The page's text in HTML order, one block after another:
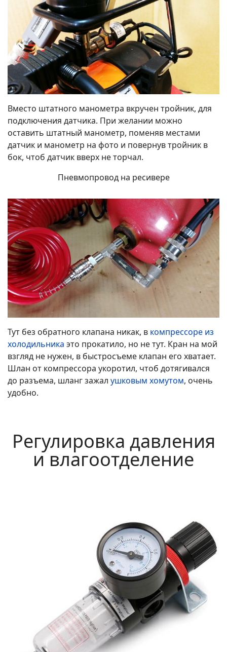
Вместо штатного манометра вкручен тройник, для
подключения датчика. При желании можно
оставить штатный манометр, поменяв местами
датчик и манометр на фото и повернув тройник в
бок, чтоб датчик вверх не торчал.
Пневмопровод на ресивере
Тут без обратного клапана никак, в компрессоре из
холодильника это прокатило, но не тут. Кран на мой
взгляд не нужен, в быстросъеме клапан его хватает.
Шлан от компрессора укоротил, чтоб дотягивался
до разъема, шланг зажал ушковым хомутом, очень
удобно.
Регулировка давления
и влагоотделение